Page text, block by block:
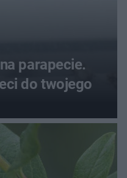
parapecie.
do twojego